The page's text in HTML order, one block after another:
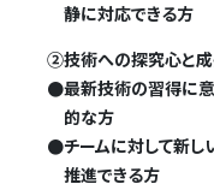
静に対応できる方
②技術への探究心と
●最新技術の習得に
的な方
●チームに対して新し
推進できる方